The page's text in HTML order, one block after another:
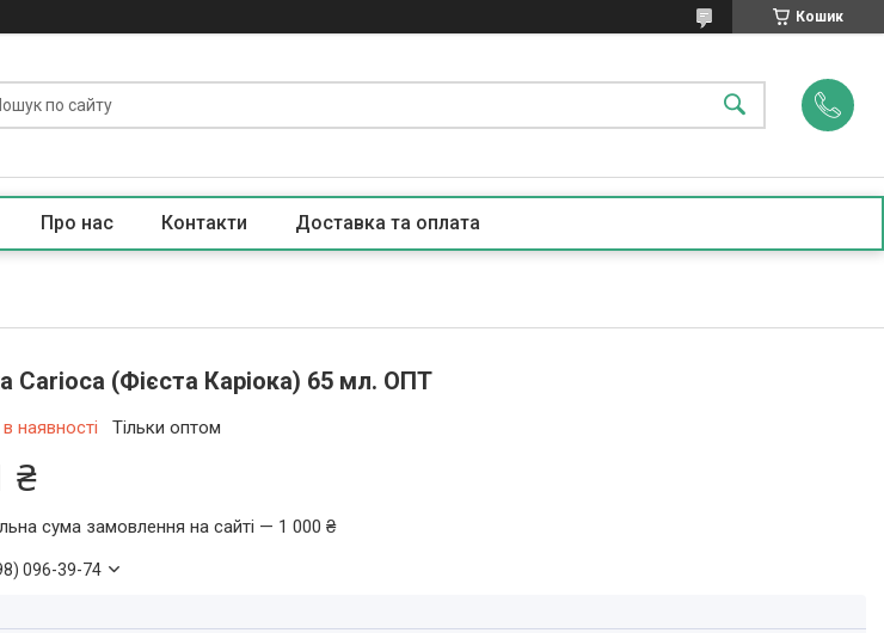
Кошик
Про нас Контакти Доставка та оплата
Carioca (Фієста Карiока) 65 мл. ОПТ
наявності Тільки оптом
₴
сума замовлення на сайті — 1 000 ₴
096-39-74